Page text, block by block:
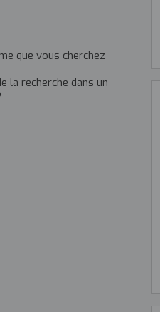
que vous cherchez
la recherche dans un